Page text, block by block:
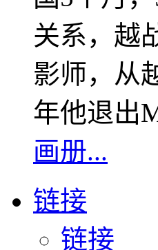
关系，越
影师，从
年他退出
画册...
链接
链接